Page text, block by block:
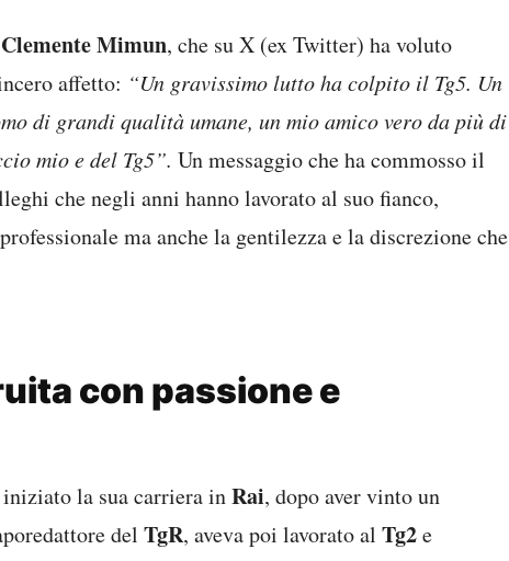
Clemente Mimun, che su X (ex Twitter) ha voluto
affetto: “Un gravissimo lutto ha colpito il Tg5. Un
di grandi qualità umane, un mio amico vero da più di
mio e del Tg5”. Un messaggio che ha commosso il
che negli anni hanno lavorato al suo fianco,
ma anche la gentilezza e la discrezione che
con passione e
la sua carriera inRai, dopo aver vinto un
del TgR, aveva poi lavorato al Tg2e